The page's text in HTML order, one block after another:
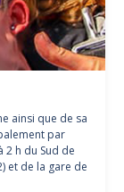
ainsi que de sa
par
2 h du Sud de
et de la gare de